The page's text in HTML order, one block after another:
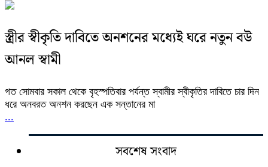
স্ত্রীর স্বীকৃতি দাবিতে অনশনের মধ্যেই ঘরে নতুন বউ
আনল স্বামী
গত সোমবার সকাল থেকে বৃহস্পতিবার পর্যন্ত স্বামীর স্বীকৃতির দাবিতে চার দিন
ধরে অনবরত অনশন করছেন এক সন্তানের মা
...
সবশেষ সংবাদ